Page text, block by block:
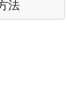
法